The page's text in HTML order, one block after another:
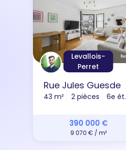
Levallois-
Perret
Rue Jules Guesde
43 m² 2 pièces 6e ét.
390 000 €
9 070 € / m²